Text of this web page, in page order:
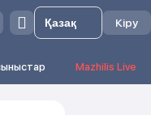
Кіру
Mazhilis Live